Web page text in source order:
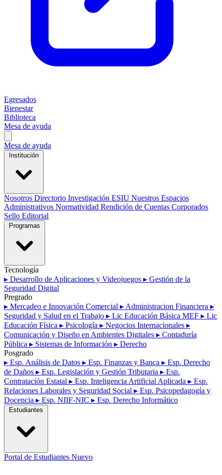
Egresados
Bienestar
Biblioteca
Mesa de ayuda
Mesa de ayuda
Nosotros Directorio Investigación ESIU Nuestros Espacios
Administrativos Normatividad Rendición de Cuentas Corporados
Sello Editorial
Tecnología
▸ Desarrollo de Aplicaciones y Videojuegos ▸ Gestión de la
Seguridad Digital
Pregrado
▸ Mercadeo e Innovación Comercial ▸ Administracion Financiera ▸
Seguridad y Salud en el Trabajo ▸ Lic Educación Básica MEF ▸ Lic
Educación Física ▸ Psicología ▸ Negocios Internacionales ▸
Comunicación y Diseño en Ambientes Digitales ▸ Contaduría
Pública ▸ Sistemas de Información ▸ Derecho
Posgrado
▸ Esp. Análisis de Datos ▸ Esp. Finanzas y Banca ▸ Esp. Derecho
de Daños ▸ Esp. Legislación y Gestión Tributaria ▸ Esp.
Contratación Estatal ▸ Esp. Inteligencia Artificial Aplicada ▸ Esp.
Relaciones Laborales y Seguridad Social ▸ Esp. Psicopedagogía y
Docencia ▸ Esp. NIIF-NIC ▸ Esp. Derecho Informático
Portal de Estudiantes Nuevo